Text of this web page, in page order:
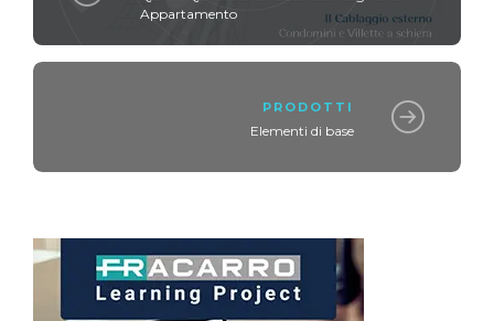
Appartamento
PRODOTTI
Elementi di base